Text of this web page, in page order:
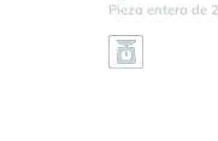
Pieza entera de